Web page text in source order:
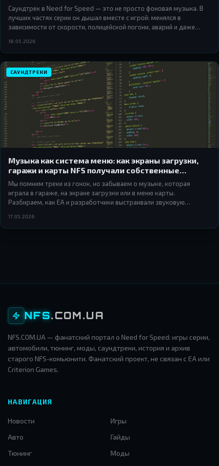
Саундтрек в Need for Speed — это не просто фоновая музыка. В
лучших частях серии он дышал вместе с игрой: менялся в
зависимости от скорости, полицейской погони, аварий и даже
в живой элемент геймплея.
18.05.2026
САУНДТРЕКИ
Музыка как система меню: как экраны загрузки,
гаражи и карты NFS получали собственные
саундтреки
Мы помним треки из гонок, но забываем о музыке, которая
играла в гараже, на экране загрузки или в меню карты.
Разбираем, как EA и разработчики выстраивали звуковую
это работало лучше, чем кажется.
17.05.2026
NFS.COM.UA
NFS.COM.UA — фанатский портал о Need for Speed: игры серии,
автомобили, тюнинг, моды, саундтреки, история и архив
старого NFS-комьюнити. Фанатский проект, не связан с EA или
Criterion Games.
НАВИГАЦИЯ
Новости
Игры
Авто
Гайды
Тюнинг
Моды